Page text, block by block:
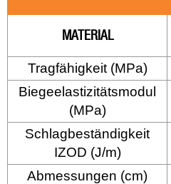
MATERIAL
Tragfähigkeit (MPa)
Biegeelastizitätsmodul
(MPa)
Schlagbeständigkeit
IZOD (J/m)
Abmessungen (cm)